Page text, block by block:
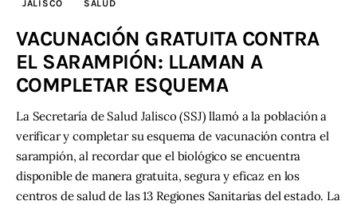
Contacto
JALISCO SALUD
VACUNACIÓN GRATUITA CONTRA
EL SARAMPIÓN: LLAMAN A
COMPLETAR ESQUEMA
La Secretaría de Salud Jalisco (SSJ) llamó a la población a
verificar y completar su esquema de vacunación contra el
sarampión, al recordar que el biológico se encuentra
disponible de manera gratuita, segura y eficaz en los
centros de salud de las 13 Regiones Sanitarias del estado. La